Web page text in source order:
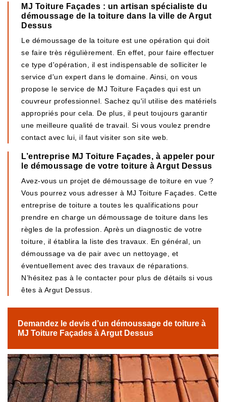
MJ Toiture Façades : un artisan spécialiste du
démoussage de la toiture dans la ville de Argut
Dessus
Le démoussage de la toiture est une opération qui doit
se faire très régulièrement. En effet, pour faire effectuer
ce type d'opération, il est indispensable de solliciter le
service d'un expert dans le domaine. Ainsi, on vous
propose le service de MJ Toiture Façades qui est un
couvreur professionnel. Sachez qu'il utilise des matériels
appropriés pour cela. De plus, il peut toujours garantir
une meilleure qualité de travail. Si vous voulez prendre
contact avec lui, il faut visiter son site web.
L’entreprise MJ Toiture Façades, à appeler pour
le démoussage de votre toiture à Argut Dessus
Avez-vous un projet de démoussage de toiture en vue ?
Vous pourrez vous adresser à MJ Toiture Façades. Cette
entreprise de toiture a toutes les qualifications pour
prendre en charge un démoussage de toiture dans les
règles de la profession. Après un diagnostic de votre
toiture, il établira la liste des travaux. En général, un
démoussage va de pair avec un nettoyage, et
éventuellement avec des travaux de réparations.
N’hésitez pas à le contacter pour plus de détails si vous
êtes à Argut Dessus.
Demandez le devis d’un démoussage de toiture à
MJ Toiture Façades à Argut Dessus